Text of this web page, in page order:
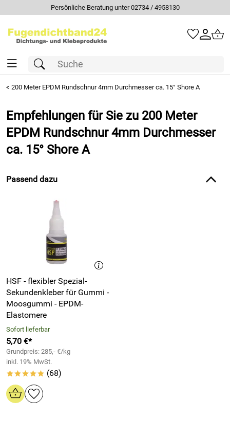
Persönliche Beratung unter 02734 / 4958130
< 200 Meter EPDM Rundschnur 4mm Durchmesser ca. 15° Shore A
Empfehlungen für Sie zu 200 Meter
EPDM Rundschnur 4mm Durchmesser
ca. 15° Shore A
Passend dazu
HSF - flexibler Spezial-
Sekundenkleber für Gummi -
Moosgummi - EPDM-
Elastomere
Sofort lieferbar
5,70 €*
Grundpreis: 285,- €/kg
inkl. 19% MwSt.
***** (68)